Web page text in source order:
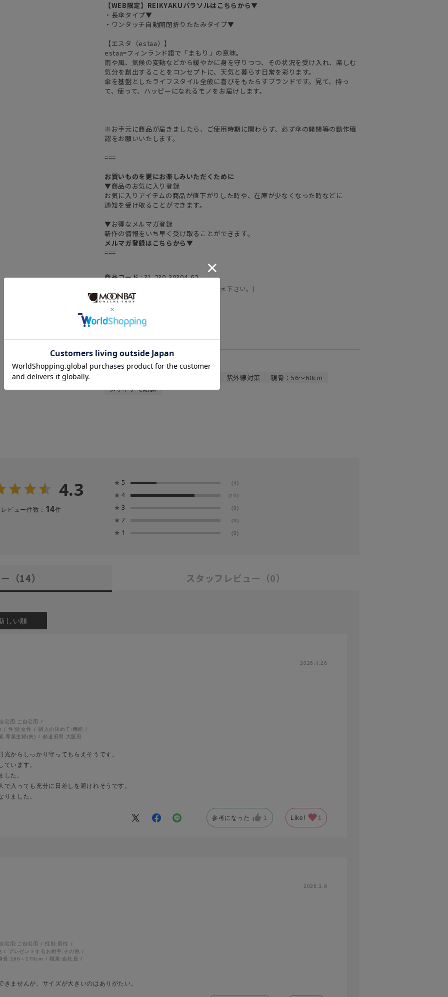
【WEB限定】REIKYAKUパラソルはこちらから▼
・長傘タイプ▼
・ワンタッチ自動開閉折りたたみタイプ▼
【エスタ（estaa）】
estaa=フィンランド語で「まもり」の意味。
雨や風、気候の変動などから緩やかに身を守りつつ、その状況を受け入れ、楽しむ
気分を創出することをコンセプトに、天気と暮らす日常を彩ります。
傘を基盤としたライフスタイル全般に喜びをもたらすブランドです。見て、持っ
て、使って、ハッピーになれるモノをお届けします。
※お手元に商品が届きましたら、ご使用時期に関わらず、必ず傘の開閉等の動作確
認をお願いいたします。
===
お買いものを更にお楽しみいただくために
▼商品のお気に入り登録
お気に入りアイテムの商品が値下がりした時や、在庫が少なくなった時などに
通知を受け取ることができます。
▼お得なメルマガ登録
新作の情報をいち早く受け取ることができます。
メルマガ登録はこちらから▼
===
商品コード :31-230-30304-62
(お問い合わせの際には、上記品番をお伝え下さい。)
素材 : ポリエステル100%
原産国 :中国製
カテゴリ :
日傘
関連キーワード
紫外線対策
親骨：56～60cm
メディアで話題
4.3
レビュー件数： 14件
★ 5 (4)
★ 4 (10)
★ 3 (0)
★ 2 (0)
★ 1 (0)
（14） スタッフレビュー （0）
しい順
2026.4.26
宅用: ご自宅用
性別:女性 購入の決めて:機能
: 専業主婦(夫) 都道府県: 大阪府
からしっかり守ってもらえそうです。
ています。
した。
入っても充分に日差しを避けれそうです。
りました。
参考になった 1 Like! 1
2026.3.9
宅用: ご自宅用 性別:男性
プレゼントするお相手: その他
長: 166～170cm 職業:会社員
ませんが、サイズが大きいのはありがたい。